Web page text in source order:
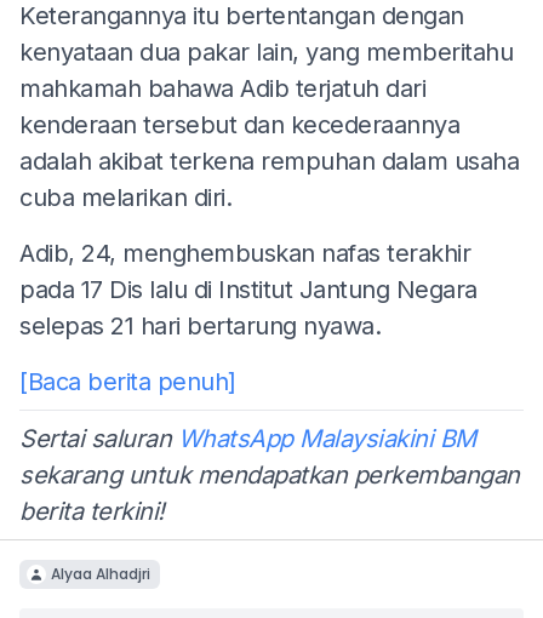
Keterangannya itu bertentangan dengan
kenyataan dua pakar lain, yang memberitahu
mahkamah bahawa Adib terjatuh dari
kenderaan tersebut dan kecederaannya
adalah akibat terkena rempuhan dalam usaha
cuba melarikan diri.
Adib, 24, menghembuskan nafas terakhir
pada 17 Dis lalu di Institut Jantung Negara
selepas 21 hari bertarung nyawa.
[Baca berita penuh]
Sertai saluran WhatsApp Malaysiakini BM
sekarang untuk mendapatkan perkembangan
berita terkini!
Alyaa Alhadjri